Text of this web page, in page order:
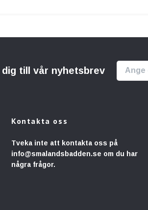
dig till vår nyhetsbrev
Kontakta oss
Tveka inte att kontakta oss på
info@smalandsbadden.se om du har
några frågor.